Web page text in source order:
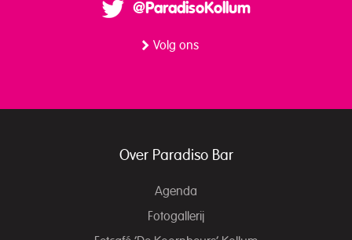
@ParadisoKollum
Volg ons
Over Paradiso Bar
Agenda
Fotogallerij